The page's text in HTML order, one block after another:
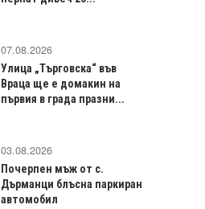
07.08.2026
Улица „Търговска“ във
Враца щe е домакин на
първия в града празни...
03.08.2026
Почерпен мъж от с.
Дърманци блъсна паркиран
автомобил